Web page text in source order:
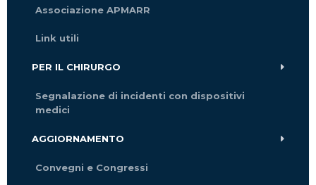
Associazione APMARR
Link utili
PER IL CHIRURGO
Segnalazione di incidenti con dispositivi
medici
AGGIORNAMENTO
Convegni e Congressi